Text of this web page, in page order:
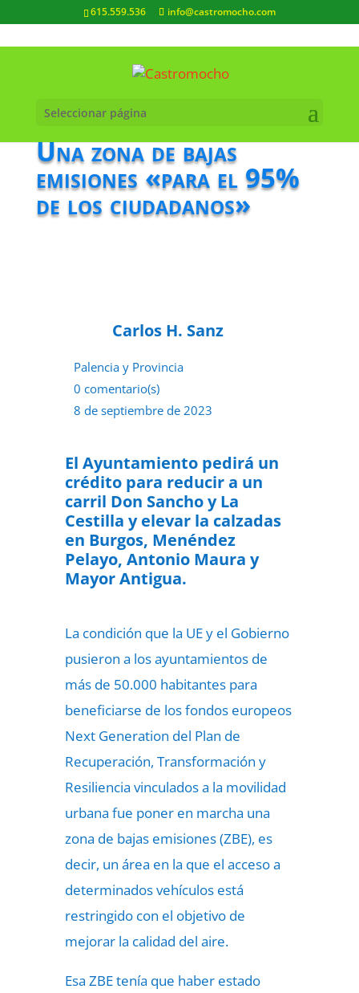
615.559.536 info@castromocho.com
Seleccionar página
Una zona de bajas
emisiones «para el 95%
de los ciudadanos»
Carlos H. Sanz
Palencia y Provincia
0 comentario(s)
8 de septiembre de 2023
El Ayuntamiento pedirá un
crédito para reducir a un
carril Don Sancho y La
Cestilla y elevar la calzadas
en Burgos, Menéndez
Pelayo, Antonio Maura y
Mayor Antigua.
La condición que la UE y el Gobierno
pusieron a los ayuntamientos de
más de 50.000 habitantes para
beneficiarse de los fondos europeos
Next Generation del Plan de
Recuperación, Transformación y
Resiliencia vinculados a la movilidad
urbana fue poner en marcha una
zona de bajas emisiones (ZBE), es
decir, un área en la que el acceso a
determinados vehículos está
restringido con el objetivo de
mejorar la calidad del aire.
Esa ZBE tenía que haber estado